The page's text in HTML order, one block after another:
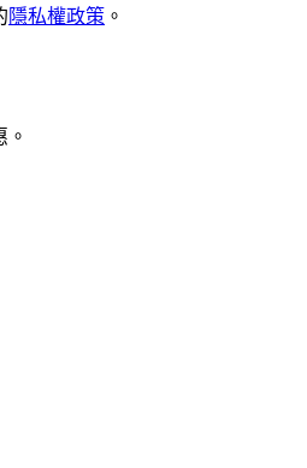
隱私權政策 。